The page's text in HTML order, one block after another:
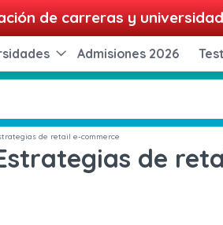
de carreras y
Admisiones 2026
de retail e-commerce
de